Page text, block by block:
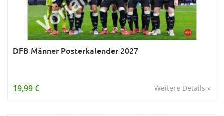
DFB Männer Posterkalender 2027
Weitere Details »
19,99 €